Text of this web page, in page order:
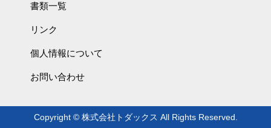
書類一覧
リンク
個人情報について
お問い合わせ
Copyright © 株式会社トダックス All Rights Reserved.